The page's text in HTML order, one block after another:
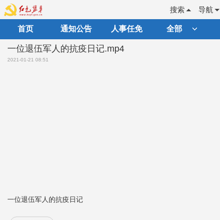
导航
搜索
首页 通知公告 人事任免 全部
一位退伍军人的抗疫日记.mp4
2021-01-21 08:51
一位退伍军人的抗疫日记